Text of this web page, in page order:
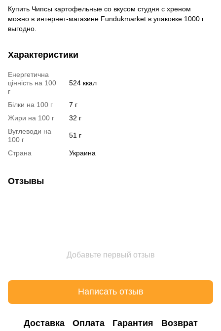
Купить Чипсы картофельные со вкусом студня с хреном
можно в интернет-магазине Fundukmarket в упаковке 1000 г
выгодно.
Характеристики
Енергетична
цінність на 100
г
524 ккал
Білки на 100 г
7 г
Жири на 100 г
32 г
Вуглеводи на
100 г
51 г
Страна Украина
Отзывы
Добавьте первый отзыв
Написать отзыв
Доставка Оплата Гарантия Возврат